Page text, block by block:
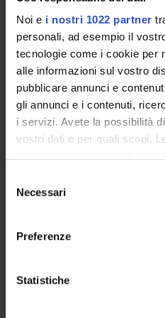
Noi e i nostri 1022 partner
personali, ad esempio il
tecnologie come i cookie per
alle informazioni sul vostro
pubblicare annunci e
gli annunci e i contenuti,
i servizi. Avete la possibilità
vostri dati e per quali scopi.
modificare o revocare il
momento dalla
raccogliere
geografica, con
Necessari
Preferenze
Statistiche
3°
Biomedical Data
and Signal
Processing
3°
Python
programming
language
II semestre From 3/2/20 To